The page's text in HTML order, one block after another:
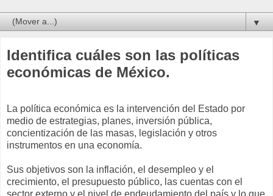
▼
Identifica cuáles son las políticas
económicas de México.
La política económica es la intervención del Estado por
medio de estrategias, planes, inversión pública,
concientización de las masas, legislación y otros
instrumentos en una economía.
Sus objetivos son la inflación, el desempleo y el
crecimiento, el presupuesto público, las cuentas con el
sector externo y el nivel de endeudamiento del país y lo que